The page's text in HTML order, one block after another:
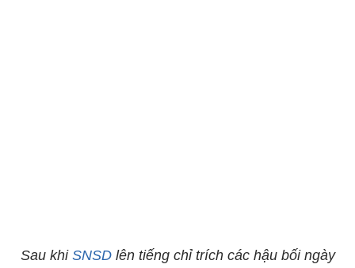
Sau khi SNSDlên tiếng chỉ trích các hậu bối ngày